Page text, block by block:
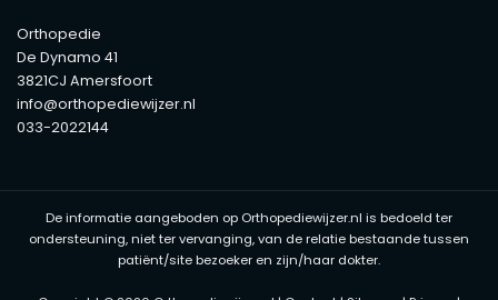
Orthopedie
De Dynamo 41
3821CJ Amersfoort
info@orthopediewijzer.nl
033-2022144
De informatie aangeboden op Orthopediewijzer.nl is bedoeld ter
ondersteuning, niet ter vervanging, van de relatie bestaande tussen
patiënt/site bezoeker en zijn/haar dokter.